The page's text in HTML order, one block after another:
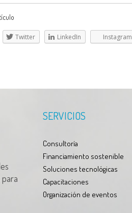
Twitter LinkedIn Instagram
SERVICIOS
Consultoría
Financiamiento sostenible
Soluciones tecnológicas
Capacitaciones
Organización de eventos